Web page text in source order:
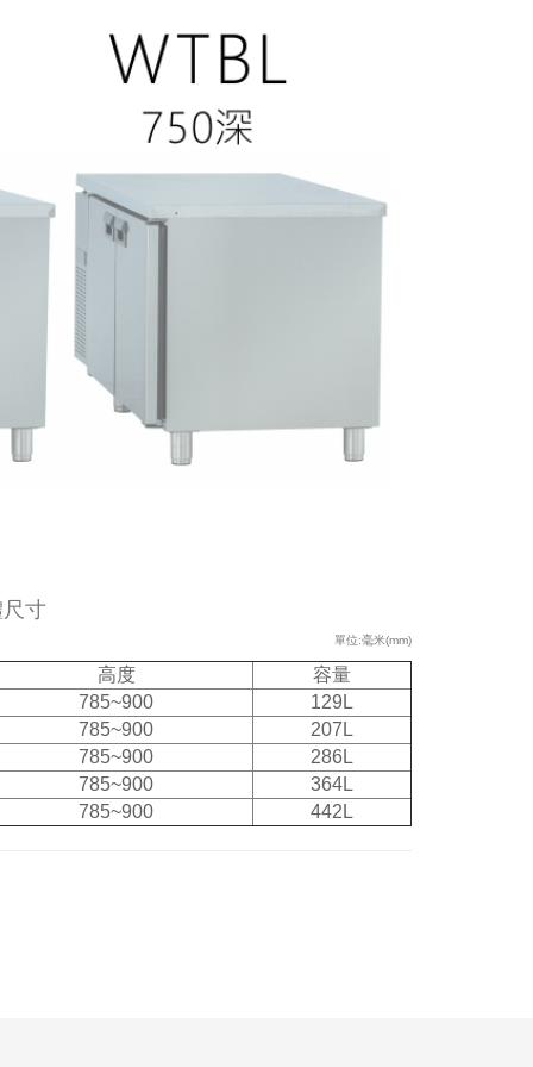
寸
單位:毫米(mm)
高度
容量
785~900
129L
785~900
207L
785~900
286L
785~900
364L
785~900
442L